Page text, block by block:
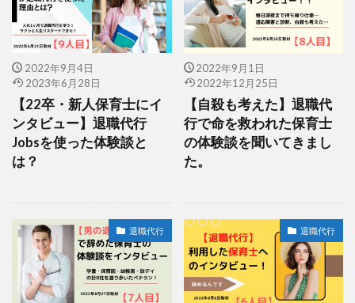
2022年9月4日
2023年6月28日
【22卒・新人保育士にイ
ンタビュー】退職代行
Jobsを使った体験談と
は？
2022年9月1日
2022年12月25日
【自殺も考えた】退職代
行で命を救われた保育士
の体験談を聞いてきまし
た。
退職代行 退職代行